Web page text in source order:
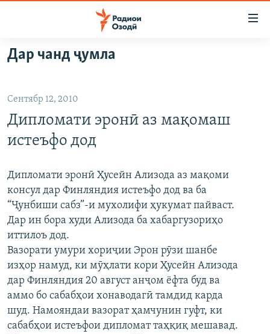
Ҷаҳиш
ба
аслӣ
ба
феҳристи
Ҷаҳиш
ба
ҷустор
ГӮШАҲО
ҚАЗИЯИ "КРОКУС"
ОСИЁИ МАРКАЗӢ
ФАРҲАНГ
МЕҲМОНИ ОЗОДӢ
ВАРЗИШ
РӮЗГОРИ МУҲОҶИР
САЛОМ, ХОҲАР
ТАҲҚИҚОТ
ҶАНГ ДАР УКРАИНА
НАЗАРИ МАРДУМ
БЛОГИСТОН
ОЗОДӢ ОНЛАЙН
ЧАНДРАСОНАӢ
ВИДЕО
НИГОРИСТОН
ГУЗОРИШҲОИ РАДИОӢ
РӮЙХАТҲО
КИТОБҲОИ ОЗОДӢ
Русский
ПАЙГИРӢ КУНЕД
Дар чанд ҷумла
Сентябр 12, 2010
Дипломати эронӣ аз мақомаш
истеъфо дод
Дипломати эронӣ Ҳусейн Ализода аз мақоми
консул дар Финляндия истеъфо дод ва ба
“Ҷунбиши сабз”-и мухолифи ҳукумат пайваст.
Дар ин бора худи Ализода ба хабаргузориҳо
иттилоъ дод.
Вазорати умури хориҷии Эрон рӯзи шанбе
изҳор намуд, ки мӯҳлати кори Ҳусейн Ализода
дар Финляндия 20 август анҷом ёфта буд ва
аммо бо сабабҳои хонаводагӣ тамдид карда
шуд. Намояндаи вазорат ҳамчунин гуфт, ки
сабабҳои истеъфои дипломат таҳқиқ мешавад.